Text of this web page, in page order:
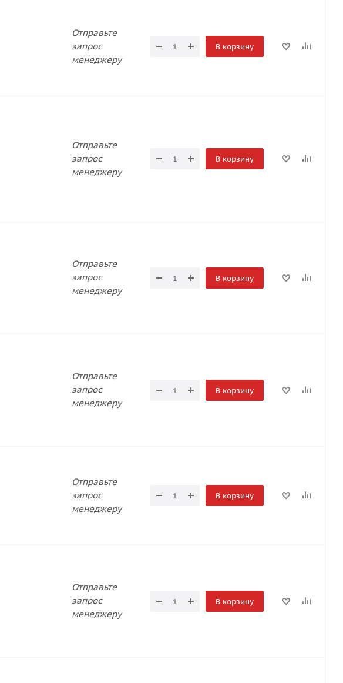
Отправьте
запрос
менеджеру
В корзину
Отправьте
запрос
менеджеру
В корзину
Отправьте
запрос
менеджеру
В корзину
Отправьте
запрос
менеджеру
В корзину
Отправьте
запрос
менеджеру
В корзину
Отправьте
запрос
менеджеру
В корзину